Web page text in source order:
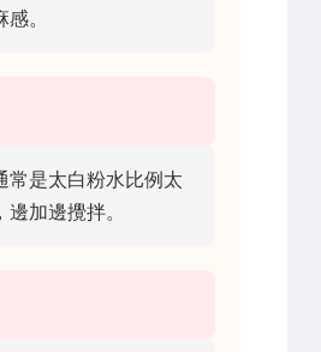
。
常是太白粉水比例太
加邊攪拌。